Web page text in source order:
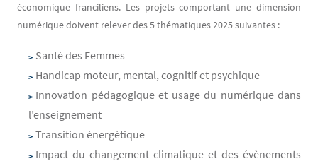
économique franciliens. Les projets comportant une dimension
numérique doivent relever des 5 thématiques 2025 suivantes :
Santé des Femmes
Handicap moteur, mental, cognitif et psychique
Innovation pédagogique et usage du numérique dans
l’enseignement
Transition énergétique
Impact du changement climatique et des évènements